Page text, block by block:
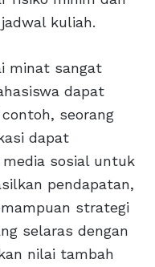
kuliah.
minat sangat
dapat
seorang
dapat
sosial untuk
pendapatan,
strategi
selaras dengan
nilai tambah